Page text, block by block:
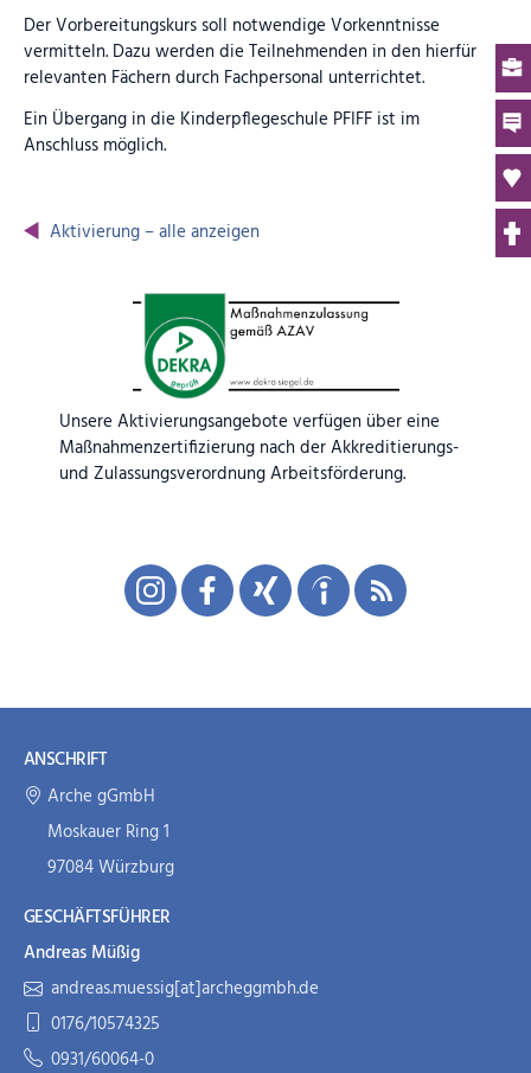
Der Vorbereitungskurs soll notwendige Vorkenntnisse
vermitteln. Dazu werden die Teilnehmenden in den hierfür
relevanten Fächern durch Fachpersonal unterrichtet.
Ein Übergang in die Kinderpflegeschule PFIFF ist im
Anschluss möglich.
Aktivierung – alle anzeigen
Unsere Aktivierungsangebote verfügen über eine
Maßnahmenzertifizierung nach der Akkreditierungs-
und Zulassungs­verordnung Arbeitsförderung.
ANSCHRIFT
Arche gGmbH
Moskauer Ring 1
97084 Würzburg
GESCHÄFTSFÜHRER
Andreas Müßig
andreas.muessig[at]archeggmbh.de
0176/10574325
0931/60064-0